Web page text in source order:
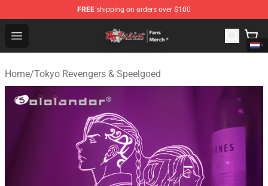
FREE shipping on orders over $100
Open menu
Tokyo Revengers Store - Official Tokyo Revengers
Home/Tokyo Revengers & Speelgoed